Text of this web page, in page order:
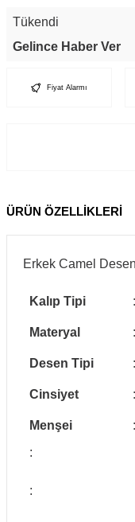
Tükendi
Gelince Haber Ver
Fiyat Alarmı
ÜRÜN ÖZELLİKLERİ
Erkek Camel
Kalıp Tipi :
Materyal :
Desen Tipi :
Cinsiyet :
Menşei :
:
: